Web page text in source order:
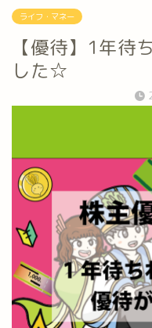
ライフ・マネー
【優待】1年待
した☆